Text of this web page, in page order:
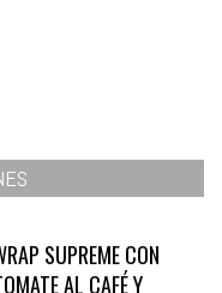
SUPREME CON
AL CAFÉ Y